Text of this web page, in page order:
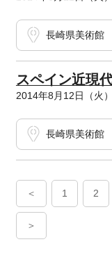
長崎県美術館
スペイン近現
2014年8月12日（火
長崎県美術館
＜ 1 2
＞